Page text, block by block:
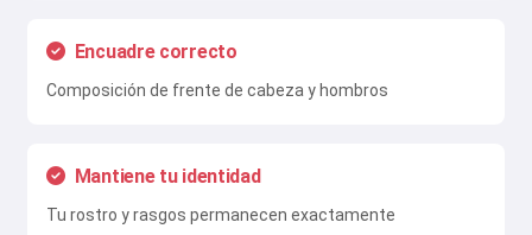
Encuadre correcto
Composición de frente de cabeza y hombros
Mantiene tu identidad
Tu rostro y rasgos permanecen exactamente